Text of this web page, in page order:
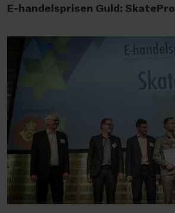
E-handelsprisen Guld: SkatePro